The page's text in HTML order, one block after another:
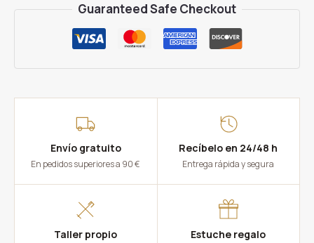
Guaranteed Safe Checkout
Envío gratuito
En pedidos superiores a 90 €
Recíbelo en 24/48 h
Entrega rápida y segura
Taller propio Estuche regalo